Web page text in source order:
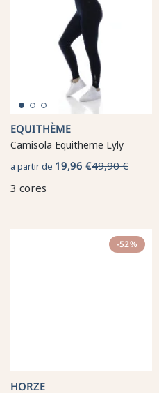
EQUITHÈME
Camisola Equitheme Lyly
a partir de 19,96 €49,90 €
3 cores
-52%
HORZE